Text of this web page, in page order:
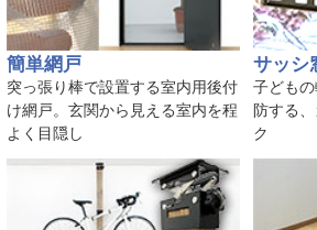
簡単網戸
突っ張り棒で設置する室内用後付
け網戸。玄関から見える室内を程
よく目隠し
サッシ
子ども
防する
ク